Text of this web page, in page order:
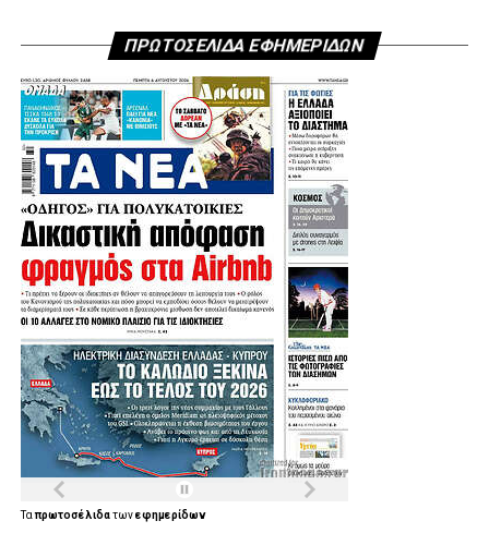
ΠΡΩΤΟΣΕΛΙΔΑ ΕΦΗΜΕΡΙΔΩΝ
Ταπρωτοσέλιδατωνεφημερίδων